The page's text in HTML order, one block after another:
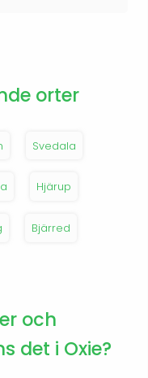
orter
Svedala
Hjärup
Bjärred
och
det i Oxie?